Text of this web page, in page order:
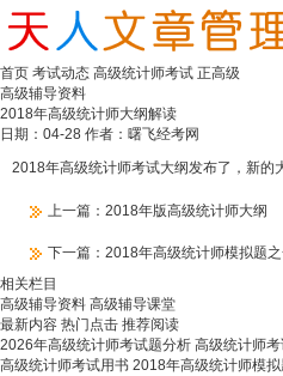
首页 考试动态 高级统计师考试 正高级
高级辅导资料
2018年高级统计师大纲解读
日期：04-28 作者：曙飞经考网
2018年高级统计师考试大纲发布了，新的
上一篇： 2018年版高级统计师大纲
下一篇： 2018年高级统计师模拟题
相关栏目
高级辅导资料 高级辅导课堂
最新内容 热门点击 推荐阅读
2026年高级统计师考试题分析 高级统计师
高级统计师考试用书 2018年高级统计师模